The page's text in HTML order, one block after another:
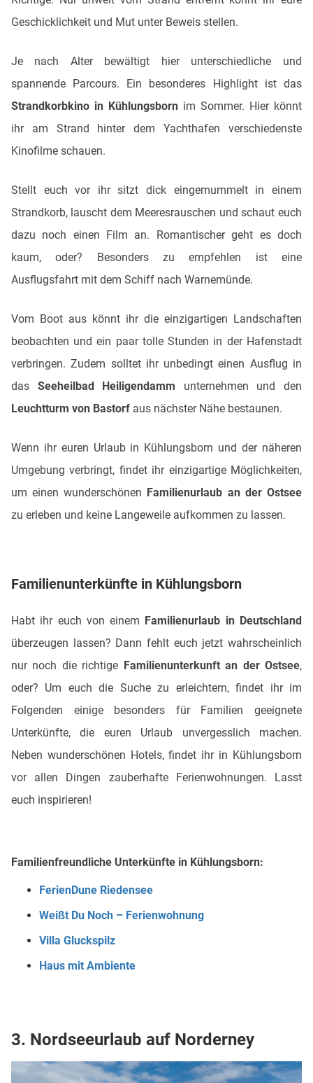
Geschicklichkeit und Mut unter Beweis stellen.
Je nach Alter bewältigt hier unterschiedliche und
spannende Parcours. Ein besonderes Highlight ist das
Strandkorbkino in Kühlungsbornim Sommer. Hier könnt
ihr am Strand hinter dem Yachthafen verschiedenste
Kinofilme schauen.
Stellt euch vor ihr sitzt dick eingemummelt in einem
Strandkorb, lauscht dem Meeresrauschen und schaut euch
dazu noch einen Film an. Romantischer geht es doch
kaum, oder? Besonders zu empfehlen ist eine
Ausflugsfahrt mit dem Schiff nach Warnemünde.
Vom Boot aus könnt ihr die einzigartigen Landschaften
beobachten und ein paar tolle Stunden in der Hafenstadt
verbringen. Zudem solltet ihr unbedingt einen Ausflug in
das Seeheilbad Heiligendamm unternehmen und den
Leuchtturm von Bastorf aus nächster Nähe bestaunen.
Wenn ihr euren Urlaub in Kühlungsborn und der näheren
Umgebung verbringt, findet ihr einzigartige Möglichkeiten,
um einen wunderschönen Familienurlaub an der Ostsee
zu erleben und keine Langeweile aufkommen zu lassen.
Familienunterkünfte in Kühlungsborn
Habt ihr euch von einem Familienurlaub in Deutschland
überzeugen lassen? Dann fehlt euch jetzt wahrscheinlich
nur noch die richtige Familienunterkunft an der Ostsee,
oder? Um euch die Suche zu erleichtern, findet ihr im
Folgenden einige besonders für Familien geeignete
Unterkünfte, die euren Urlaub unvergesslich machen.
Neben wunderschönen Hotels, findet ihr in Kühlungsborn
vor allen Dingen zauberhafte Ferienwohnungen. Lasst
euch inspirieren!
Familienfreundliche Unterkünfte in Kühlungsborn:
FerienDune Riedensee
Weißt Du Noch – Ferienwohnung
Villa Gluckspilz
Haus mit Ambiente
3. Nordseeurlaub auf Norderney